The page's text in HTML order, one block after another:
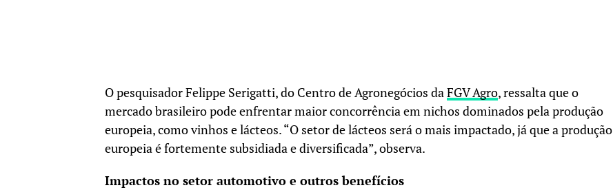
O pesquisador Felippe Serigatti, do Centro de Agronegócios daFGV Agro, ressalta que o
mercado brasileiro pode enfrentar maior concorrência em nichos dominados pela produção
europeia, como vinhos e lácteos. “O setor de lácteos será o mais impactado, já que a produção
europeia é fortemente subsidiada e diversificada”, observa.
Impactos no setor automotivo e outros benefícios